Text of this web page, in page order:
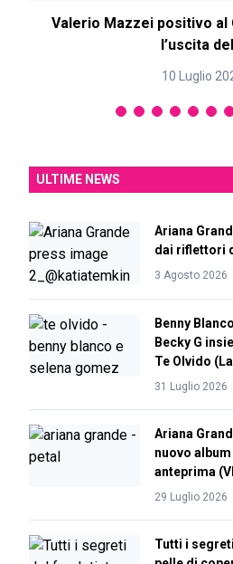
Valerio Mazzei positivo al
l’uscita
10 Luglio
ULTIME NEWS
Ariana
dai riflettori
3 Agosto 2026
Benny
Becky G
Te Olvido
31 Luglio 2026
Ariana
nuovo
anteprima
29 Luglio 2026
Tutti i